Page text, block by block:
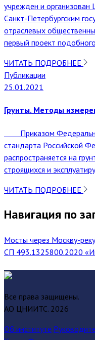
учрежден и
Санкт-Петербургским
отраслевых
первый проект
ЧИТАТЬ ПОДРОБНЕЕ
Публикации
25.01.2021
Грунты. Методы
Приказом
стандарта Российской
распространяется на
строящихся и
ЧИТАТЬ ПОДРОБНЕЕ
Навигация по
Мосты через Москву-реку
СП 493.1325800.2020
Все права защищены.
АО ЦНИИТС. 2026
Об институте